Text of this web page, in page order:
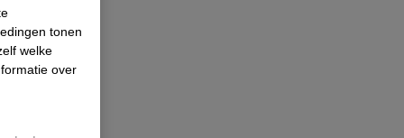
tonen
welke
over